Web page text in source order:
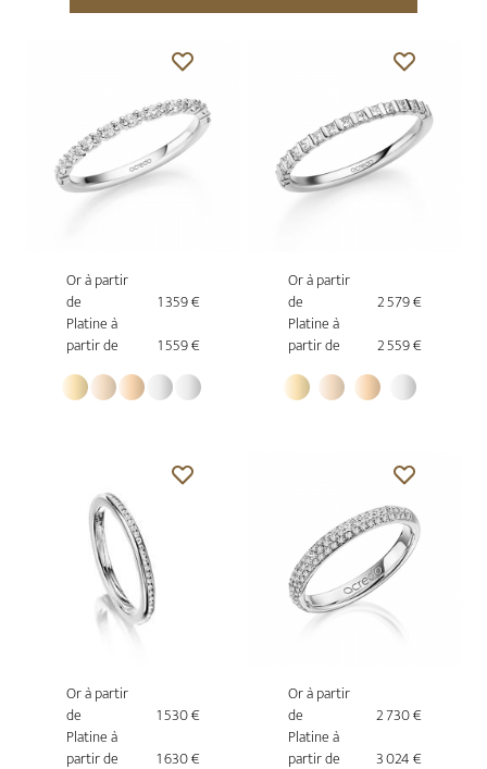
Or à partir
de
1 359 €
Platine à
partir de
1 559 €
Or à partir
de
2 579 €
Platine à
partir de
2 559 €
Or à partir
de
1 530 €
Platine à
partir de
1 630 €
Or à partir
de
2 730 €
Platine à
partir de
3 024 €